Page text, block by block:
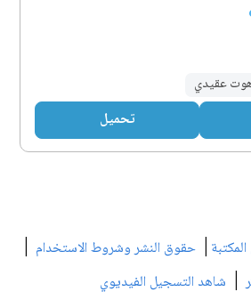
عقيدي
تحميل
| حقوق النشر وشروط الاستخدام |
| شاهد التسجيل الفيديوي